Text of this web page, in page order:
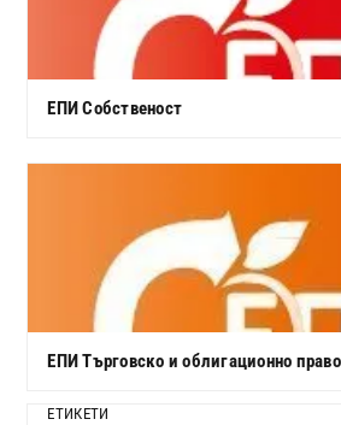
ЕПИ Собственост
ЕПИ Търговско и облигационно право
ЕТИКЕТИ